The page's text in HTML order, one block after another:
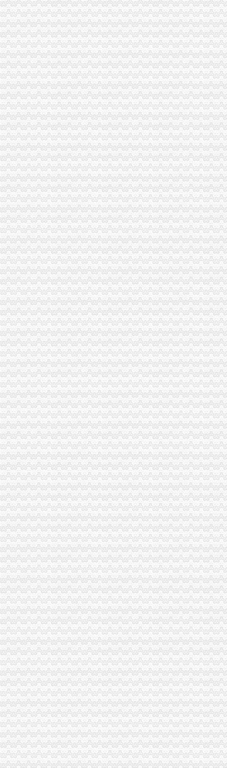
重庆个体工商户请注意！这四类形将被制注销-经典重庆新闻中心-
我是个体工商户人,下面是12年和人签的协议。现在不想租了。想把
【】被吊销营业执照或被撤销登记的,何时办理注销税务登记？
【广安公司转让_公司转让公司_广安公司转让代理/费用】-广安百姓网
【注销公司,注销营业执照,专业代办恩赐财务】-其他-广州赶集网
营业执照吊销后未注销企业定代表人要进＂名单＂-浙江民营企业
营业执照吊销后为什么要办公司注销,不注销有什么后果
【代办工商营业执照注册变更注销换证等】-公司注册-九江赶集网
员工怀孕期间公司申请注销营业执照
【求购注销营业执照】-公司注册-马鞍山赶集网
【飞粤代理--揭揭西河婆执照注销】-代理记帐-深圳赶集网
【低价代办个体、公司工商执照,注销,代帐_低价代办公司开业一
办理营业执照价格表,办理营业执照多少钱/报价走势-中国制造网
广告媒价格_优质广告媒批发/采购-机电之家
营业执照吊销后未注销企业定代表人要进＂名单＂-浙江民营企业
重庆市保险注销办理程序-重庆市渝北区社保局信息网
代办营业执照价格
重庆工商：上半年发放电子执照373份处置“空壳公司”3.35万户-工商
【深圳营业执照注册年检补资增资变更注销】-其他生活配送-深圳赶集网
重庆沙坪坝门户网
重庆渝北代办工商注册之公司“三证合一”登记制度-商务服务
重庆工商注册|重庆注册公司|重庆工商年检|重庆办照-重庆酷易搜
电子商务营业执照_批发价格_厂家_图片_勤加缘网
榆林公司注销程序、工商营业执照办理流程、公司注销流程及费用哪家
北京批“五证合一”营业执照颁发8企业领照重庆晚报网_重庆生活
重庆商报（营业执照注销）登报_重庆工商注册_重庆列表网
我想注销营业执照,可以在网上操作吗？需要怎么操作呢？_问答-【中
企业人歇业、撤销或被吊销营业执照后的诉讼主体资格
上海商报电话办理营业执照丢失登报/公司注销登报上海
附件：重庆市保险注销登记表-三茅资料-三茅人力资源网
科技一般纳税人营业执照、代办股权变更、注销迁移转让-天津58同城
登报,挂失,营业执照登报,公司注销,税务登记证挂失,挂
重庆江津：工商登记注册进入“互联网+”时代_未来网
一步发网|重庆企业转让|重庆执照转让|重庆公司注册代理
营业执照注销公告西安晚报怎么办,报,160-389_西安市长安区王氏
重庆：16家外资企业出资未到位被吊销执照
今后个体户注销可走简易程序现场核实当日办结销户-新华时政-新华网
重庆市环境保护局关于申请注销重庆市高新区二郎科技新城A2-1-2号地
登报,挂失,营业执照登报,公司注销,税务登记证挂失,挂
租赁合同终止后房屋承租人未迁出（注销）工商执照引发纠纷的司处
22_重庆公司注册代理,重庆工商注册代办公司,重庆工商年检服务,
代办餐饮营业执照_批发价格_厂家_图片_勤加缘网
重庆代办营业执照,代办公司注册流程及费用,青蜂企服！
关于印发《重庆市对外劳务合作经营资格管理办》的通知
重庆市大足区-走进大足
合川县云门铁工厂与合川区工商管理局注销工商登记一审裁定书